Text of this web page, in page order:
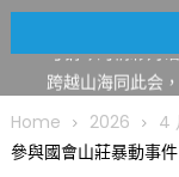
筝声与琴韵交汇
跨越山海同此会
圆满举行
圣路易龙舟俱乐
趣 + 水上竞速魅力
Home 2026 4
參與國會山莊暴動事